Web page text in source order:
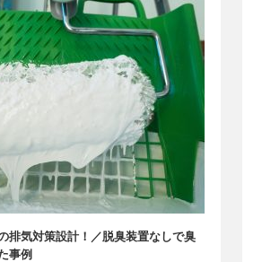
排気対策設計！／脱臭装置なしで臭
事例